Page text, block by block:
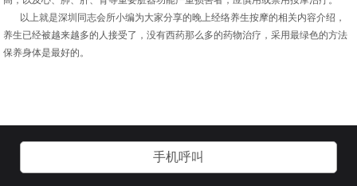
以上就是深圳同志会所小编为大家分享的晚上经络养生按摩的相关内容介绍，
养生已经被越来越多的人接受了，没有西药那么多的药物治疗，采用最绿色的方法
保养身体是最好的。
手机呼叫